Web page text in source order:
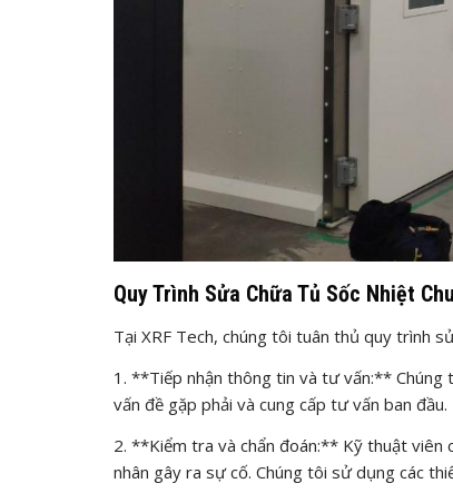
Quy Trình Sửa Chữa Tủ Sốc Nhiệt
Tại XRF Tech, chúng tôi tuân thủ quy trình
1. **Tiếp nhận thông tin và tư vấn:** Chúng
vấn đề gặp phải và cung cấp tư vấn ban đầu.
2. **Kiểm tra và chẩn đoán:** Kỹ thuật viên
nhân gây ra sự cố. Chúng tôi sử dụng các